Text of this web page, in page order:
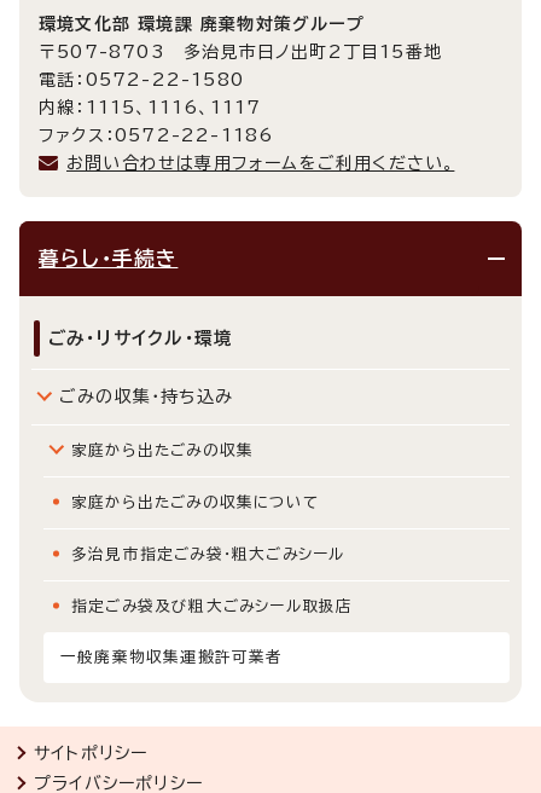
環境文化部 環境課 廃棄物対策グループ
〒507-8703 多治見市日ノ出町2丁目15番地
電話：0572-22-1580
内線：1115、1116、1117
ファクス：0572-22-1186
お問い合わせは専用フォームをご利用ください。
暮らし・手続き
ごみ・リサイクル・環境
ごみの収集・持ち込み
家庭から出たごみの収集
家庭から出たごみの収集について
多治見市指定ごみ袋・粗大ごみシール
指定ごみ袋及び粗大ごみシール取扱店
一般廃棄物収集運搬許可業者
サイトポリシー
プライバシーポリシー